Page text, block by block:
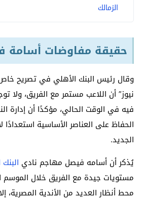
الزمالك
حقيقة مفاوضات أسامة
وقال رئيس البنك الأهلي في تصريح خاص
نيوز” أن اللاعب مستمر مع الفريق، ولا
فيه في الوقت الحالي، مؤكدًا أن إدارة
الحفاظ على العناصر الأساسية
الجديد.
يُذكر أن أسامه فيصل مهاجم نادي
مستويات جيدة مع الفريق خلال الموسم
محط أنظار العديد من الأندية